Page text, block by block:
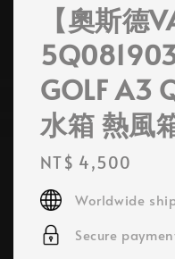
【奧斯德
GOLF A3
水箱 熱風
Regular
price
NT$ 4,500
Worldwide
Secure